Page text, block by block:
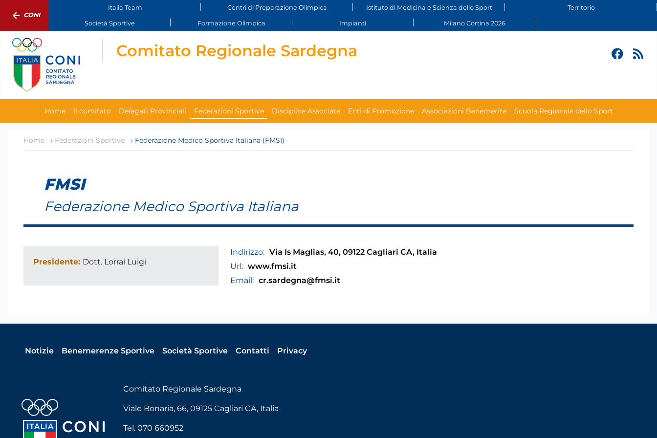
CONI
Italia Team Centri di Preparazione Olimpica Istituto di Medicina e Scienza dello Sport Territorio
Società Sportive Formazione Olimpica Impianti Milano Cortina 2026
Comitato Regionale Sardegna
Home Il comitato Delegati Provinciali Federazioni Sportive Discipline Associate Enti di Promozione Associazioni Benemerite Scuola Regionale dello Sport
Home Federazioni Sportive Federazione Medico Sportiva Italiana (FMSI)
FMSI
Federazione Medico Sportiva Italiana
Presidente: Dott. Lorrai Luigi
Indirizzo: Via Is Maglias, 40, 09122 Cagliari CA, Italia
Url: www.fmsi.it
Email: cr.sardegna@fmsi.it
Notizie Benemerenze Sportive Società Sportive Contatti Privacy
Comitato Regionale Sardegna
Viale Bonaria, 66, 09125 Cagliari CA, Italia
Tel. 070 660952